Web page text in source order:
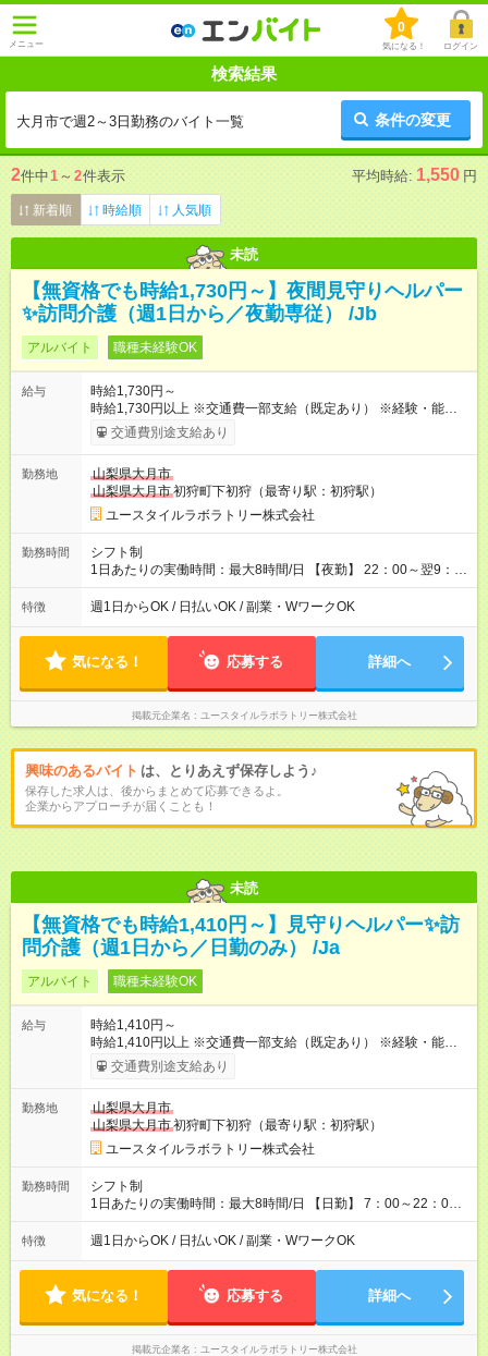
メニュー
0
気になる！ ログイン
検索結果
大月市で週2～3日勤務のバイト一覧 条件の変更
2件中1 ～ 2件表示 平均時給: 1,550 円
新着順 時給順 人気順
未読
【無資格でも時給1,730円～】夜間見守りヘルパー
✨訪問介護（週1日から／夜勤専従） /Jb
アルバイト 職種未経験OK
給与
時給1,730円～
時給1,730円以上 ※交通費一部支給（既定あり） ※経験・能力を
考慮して決定します 【収入例】 週1回勤務の場合：1,730円×8時
間×4回=5万5,360円 週3回勤務の場合：1,730円×8時間×12回
月 ※ 雇用形態と給与に、本採用時と異なる部分があります。 雇
用形態：本採用時と同じです。 給与：時給 1,490円以上
交通費別途支給あり
勤務地
山梨県大月市
山梨県大月市初狩町下初狩（最寄り駅：初狩駅）
ユースタイルラボラトリー株式会社
勤務時間
シフト制
1日あたりの実働時間：最大8時間/日 【夜勤】 22：00～翌9：
00 ※週1日～OK ／ 夜勤専従 ＊＊ 勤務時間例 ＊＊ ■22時か
ら翌7時 ■23時から翌8時 ■24時から翌9時 など ※上記の時間
ます。 ※曜日固定（毎週同じ曜日での勤務となります）
特徴 週1日からOK / 日払いOK / 副業・WワークOK
気になる！ 応募する 詳細へ
掲載元企業名 ユースタイルラボラトリー株式会社
興味のあるバイト は、とりあえず保存しよう♪
保存した求人は、後からまとめて応募できるよ。
企業からアプローチが届くことも！
未読
【無資格でも時給1,410円～】見守りヘルパー✨訪
問介護（週1日から／日勤のみ） /Ja
アルバイト 職種未経験OK
給与
時給1,410円～
時給1,410円以上 ※交通費一部支給（既定あり） ※経験・能力を
考慮して決定します 【収入例】 週1回勤務の場合：1,410円×8時
間×4回=4万5,120円 週3回勤務の場合：1,410円×8時間×12回
5,600円 【試用期間】試用期間あり 試用期間の長さ：2ヶ月
※ 雇用形態と給与に、本採用時と異なる部分があります。 雇用
形態：本採用時と同じです。 給与：時給 1,060円以上
交通費別途支給あり
勤務地
山梨県大月市
山梨県大月市初狩町下初狩（最寄り駅：初狩駅）
ユースタイルラボラトリー株式会社
勤務時間
シフト制
1日あたりの実働時間：最大8時間/日 【日勤】 7：00～22：00
の間で2～8時間勤務（休憩時間は法定通り） ※週1日～OK ／ 1
日2時間から勤務OK ／ 夜勤なし ＊＊ 勤務時間例 ＊＊ ■7時
変動 ※曜日固定（毎週同じ曜日勤務）
特徴 週1日からOK / 日払いOK / 副業・WワークOK
気になる！ 応募する 詳細へ
掲載元企業名 ユースタイルラボラトリー株式会社